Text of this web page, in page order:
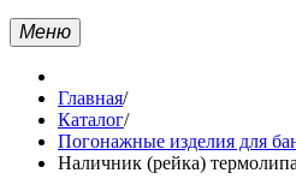
Меню
Главная/
Каталог/
Погонажные изделия для
Наличник (рейка)